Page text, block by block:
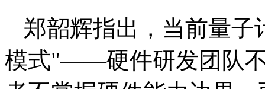
郑韶辉指出，当前量
模式"——硬件研发团队